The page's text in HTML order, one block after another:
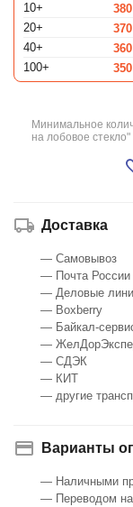
10+
20+
40+
100+
380
370
360
350
Минимальное
на лобовое стекло"
Доставка
— Самовывоз
— Почта России
— Деловые
— Boxberry
— Байкал-
—
— СДЭК
— КИТ
— другие
Варианты
— Наличными
— Переводом